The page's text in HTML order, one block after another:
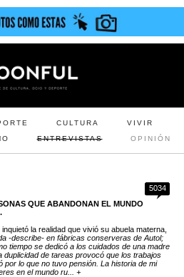
CULTURA
VIVIR
ENTREVISTAS OPINIÓN
5034
QUE ABANDONAN EL MUNDO
la realidad que vivió su abuela materna,
-describe- en fábricas conserveras de Autol;
tiempo se dedicó a los cuidados de una madre
duplicidad de tareas provocó que los trabajos
por lo que no tuvo pensión. La historia de mi
en el mundo ru... +